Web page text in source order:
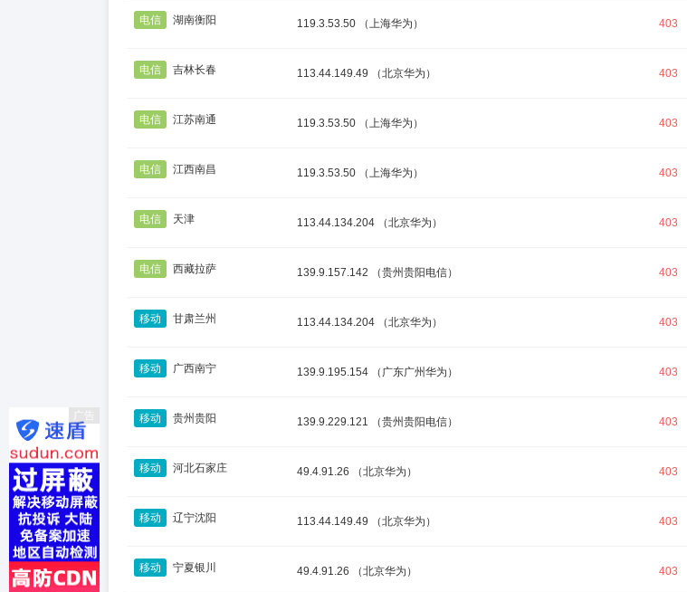
电信 湖南衡阳 119.3.53.50 （上海华为） 403
电信 吉林长春 113.44.149.49 （北京华为） 403
电信 江苏南通 119.3.53.50 （上海华为） 403
电信 江西南昌 119.3.53.50 （上海华为） 403
电信 天津 113.44.134.204 （北京华为） 403
电信 西藏拉萨 139.9.157.142 （贵州贵阳电信） 403
移动 甘肃兰州 113.44.134.204 （北京华为） 403
移动 广西南宁 139.9.195.154 （广东广州华为） 403
移动 贵州贵阳 139.9.229.121 （贵州贵阳电信） 403
移动 河北石家庄 49.4.91.26 （北京华为） 403
移动 辽宁沈阳 113.44.149.49 （北京华为） 403
移动 宁夏银川 49.4.91.26 （北京华为） 403
广告